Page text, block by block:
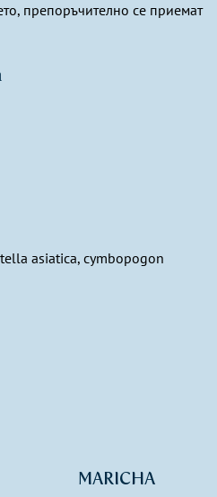
препоръчително се приемат
asiatica, cymbopogon
MARICHA